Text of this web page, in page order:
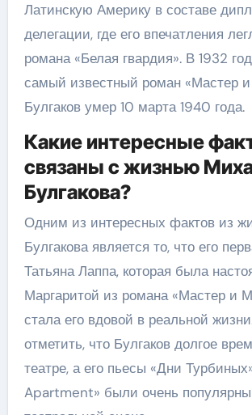
Латинскую Америку в составе
делегации, где его впечатления
романа «Белая гвардия». В 1932
самый известный роман «Мастер и
Булгаков умер 10 марта 1940 года.
Какие интересные
связаны с жизнью
Булгакова?
Одним из интересных фактов из
Булгакова является то, что его
Татьяна Лаппа, которая была
Маргаритой из романа «Мастер и
стала его вдовой в реальной
отметить, что Булгаков долгое
театре, а его пьесы «Дни
Apartment» были очень